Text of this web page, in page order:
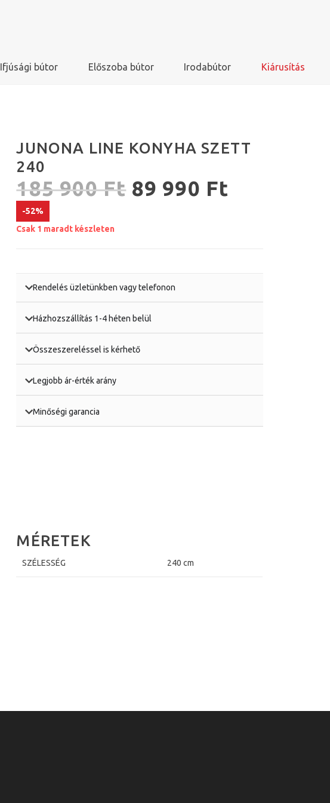
Ifjúsági bútor Előszoba bútor Irodabútor Kiárusítás
JUNONA LINE KONYHA SZETT
240
185 900Ft 89 990 Ft
-52%
Csak 1 maradt készleten
Rendelés üzletünkben vagy telefonon
Házhozszállítás 1-4 héten belül
Összeszereléssel is kérhető
Legjobb ár-érték arány
Minőségi garancia
MÉRETEK
SZÉLESSÉG 240 cm